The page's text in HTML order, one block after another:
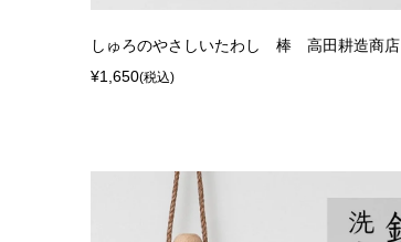
しゅろのやさしいたわし 棒 高田耕造商店
¥1,650(税込)